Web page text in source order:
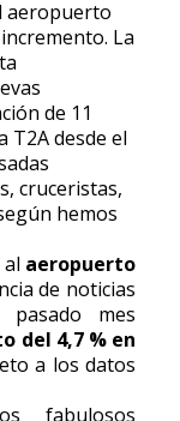
aeropuerto
La
de 11
T2A desde el
cruceristas,
hemos
aeropuerto
de noticias
pasado mes
del 4,7 % en
a los datos
fabulosos